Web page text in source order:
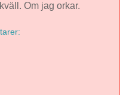
Om jag orkar.